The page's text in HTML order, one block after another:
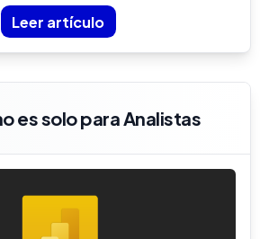
Leer artículo
es solo para Analistas